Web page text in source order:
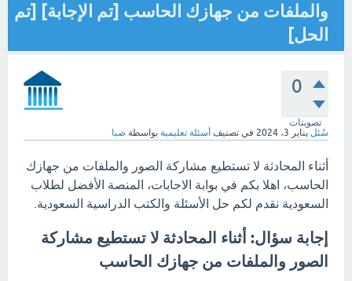
والملفات من جهازك الحاسب [تم الإجابة] [تم
الحل]
0
تصويتات
سُئل يناير 3، 2024 في تصنيف أسئلة تعليمية بواسطة صبا
أثناء المحادثة لا تستطيع مشاركة الصور والملفات من جهازك
الحاسب، اهلا بكم في بوابة الاجابات، المنصة الأفضل لطلاب
السعودية نقدم لكم حل الأسئلة والكتب الدراسية السعودية.
إجابة سؤال: أثناء المحادثة لا تستطيع مشاركة
الصور والملفات من جهازك الحاسب